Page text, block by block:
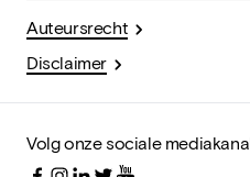
Auteursrecht
Disclaimer
Volg onze sociale